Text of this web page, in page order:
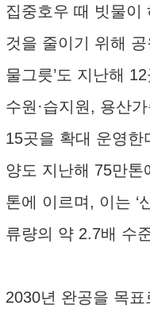
집중호우 때 빗물이
것을 줄이기 위해
물그릇’도 지난해
수원·습지원, 용산
15곳을 확대 운영한
양도 지난해 75만
톤에 이르며, 이는 ‘
류량의 약 2.7배 수
2030년 완공을 목